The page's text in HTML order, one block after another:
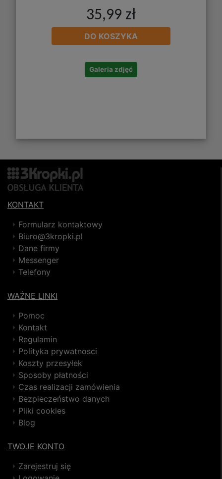
35,99 zł
DO KOSZYKA
Galeria zdjęć
KONTAKT
Formularz kontaktowy
Biuro@3kropki.pl
Dane firmy
Messenger
Telefony
WAŻNE LINKI
Pomoc
Kontakt
Regulamin
Polityka prywatnosci
Koszty przesyłek
Sposoby płatności
Czas realizacji zamówienia
Bezpieczeństwo danych
Pliki cookies
Blog
TWOJE KONTO
Zarejestruj się